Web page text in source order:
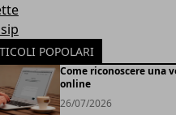
POPOLARI
Come riconoscere una
online
26/07/2026